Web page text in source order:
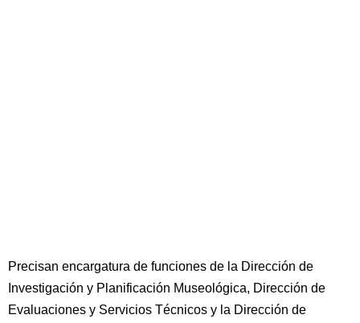
Precisan encargatura de funciones de la Dirección de
Investigación y Planificación Museológica, Dirección de
Evaluaciones y Servicios Técnicos y la Dirección de